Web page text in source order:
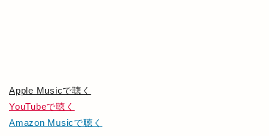
Apple Musicで聴く
YouTubeで聴く
Amazon Musicで聴く